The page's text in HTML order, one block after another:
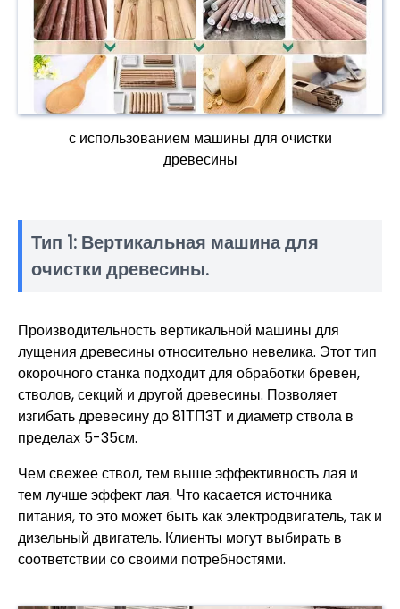
с использованием машины для очистки
древесины
Тип 1: Вертикальная машина для
очистки древесины.
Производительность вертикальной машины для
лущения древесины относительно невелика. Этот тип
окорочного станка подходит для обработки бревен,
стволов, секций и другой древесины. Позволяет
изгибать древесину до 81ТП3Т и диаметр ствола в
пределах 5-35см.
Чем свежее ствол, тем выше эффективность лая и
тем лучше эффект лая. Что касается источника
питания, то это может быть как электродвигатель, так и
дизельный двигатель. Клиенты могут выбирать в
соответствии со своими потребностями.